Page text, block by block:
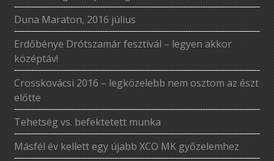
Duna Maraton, 2016 július
Erdőbénye Drótszamár fesztivál – legyen akkor
középtáv!
Crosskovácsi 2016 – legközelebb nem osztom az észt
előtte
Tehetség vs. befektetett munka
Másfél év kellett egy újabb XCO MK győzelemhez